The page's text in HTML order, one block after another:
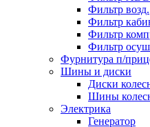
Фильтр возд.
Фильтр
Фильтр
Фильтр
Фурнитура п/
Шины и диски
Диски
Шины
Электрика
Генератор